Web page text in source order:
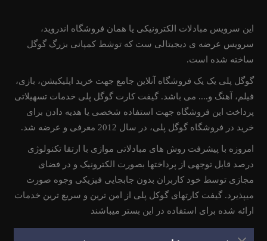
این سرویس مبادلات الکترونیکی یا همان فروشگاه اندروید،
سرویس عرضه ی دیجیتالی ست که توشط کمپانی بزرگ گوگل
ساخته شده است.
گوگل پلی یک یک فروشگاه آنلاین جامع جهت خرید اپلیکیشن، بازی،
فیلم، آهنگ و.... می باشد. گیفت کارت گوگل پلی خدمات تسهیلاتی
پرداخت این فروشگاه جهت استفاده شخصی یا هدیه دادن برای
خرید در فروشگاه گوگل پلی، در سال 2012 معرفی و عرضه شد.
امروزه با پیشرفت روش های مبادلاتی موازی با ارتقا تکنولوژی
درصد قابل توجهی از پرداختها بصورت الکترونیک و در فضای
مجازی توسط خود کاربران بدون جابجایی فیزیکی وجوه صورت
میپذیرد. گیفت کارتهای گوکل پلی از امن ترین و سریع ترین خدمات
ارائه شده برای استفاده در این بستر میباشند